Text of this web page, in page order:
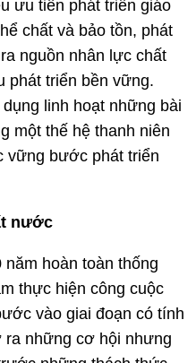
ưu tiên phát triển giáo
chất và bảo tồn, phát
nguồn nhân lực chất
phát triển bền vững.
linh hoạt những bài
một thế hệ thanh niên
vững bước phát triển
nước
hoàn toàn thống
thực hiện công cuộc
vào giai đoạn có tính
ra những cơ hội nhưng